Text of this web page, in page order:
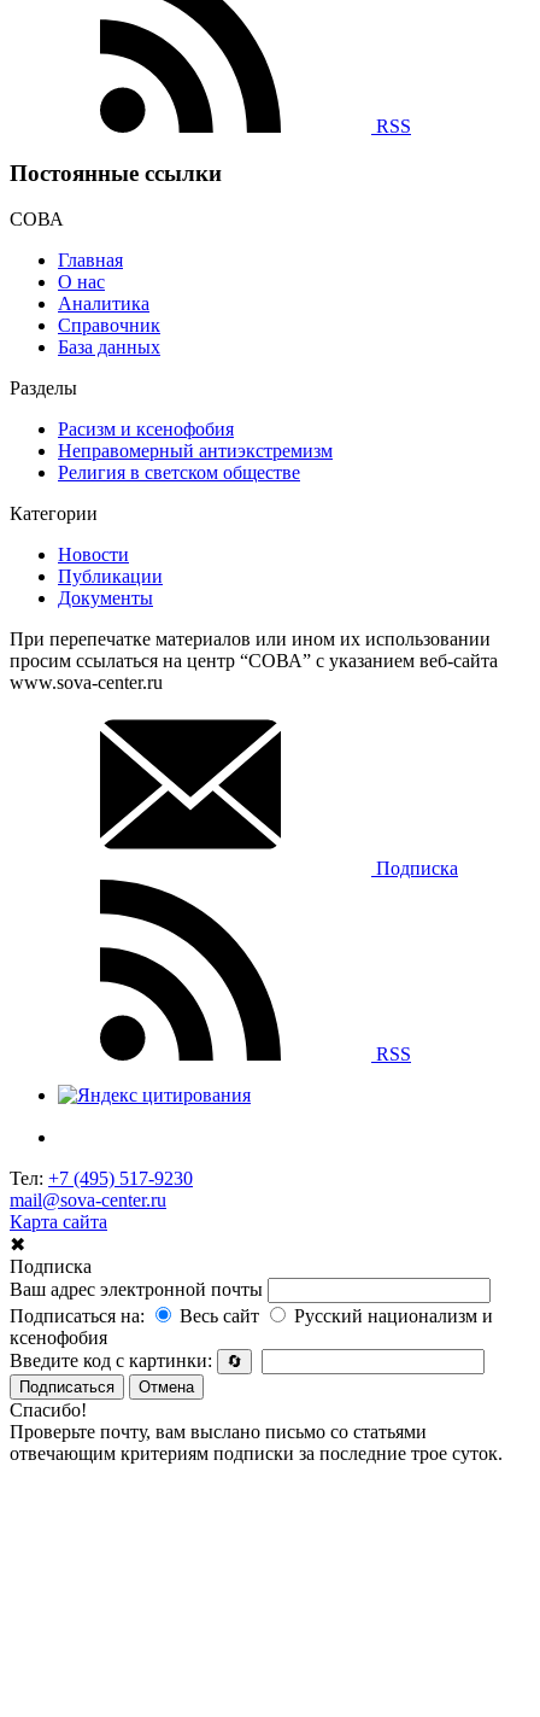
RSS
Постоянные ссылки
СОВА
Главная
О нас
Аналитика
Справочник
База данных
Разделы
Расизм и ксенофобия
Неправомерный антиэкстремизм
Религия в светском обществе
Категории
Новости
Публикации
Документы
При перепечатке материалов или ином их использовании
просим ссылаться на центр “СОВА” с указанием веб-сайта
www.sova-center.ru
Подписка
RSS
Тел: +7 (495) 517-9230
mail@sova-center.ru
Карта сайта
✖
Подписка
Ваш адрес электронной почты
Подписаться на:
Весь сайт
Русский национализм и
ксенофобия
Введите код с картинки:
🔄
Подписаться
Отмена
Спасибо!
Проверьте почту, вам выслано письмо со статьями
отвечающим критериям подписки за последние трое суток.